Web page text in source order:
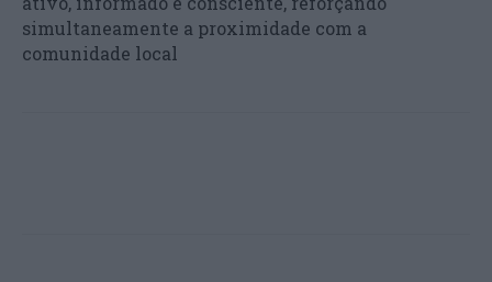
simultaneamente a proximidade com a
comunidade local